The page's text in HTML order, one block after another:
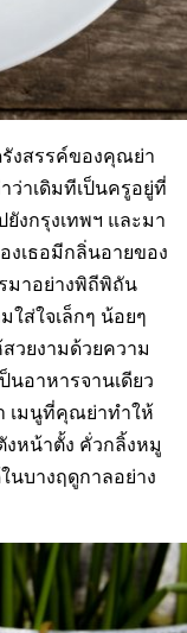
งสรรค์ของคุณย่า
ว่าเดิมทีเป็นครูอยู่ที่
งกรุงเทพฯ และมา
งเธอมีกลิ่นอายของ
มาอย่างพิถีพิถัน
ส่ใจเล็กๆ น้อยๆ
วยงามด้วยความ
อาหารจานเดียว
เมนูที่คุณย่าทำให้
หน้าตั้ง คั่วกลิ้งหมู
นบางฤดูกาลอย่าง